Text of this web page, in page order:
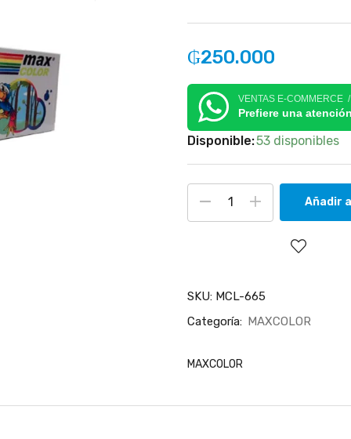
₲250.000
VENTAS E-COMMERCE
Prefiere una
Disponible:53 disponibles
Añadir
SKU: MCL-665
Categoría: MAXCOLOR
MAXCOLOR